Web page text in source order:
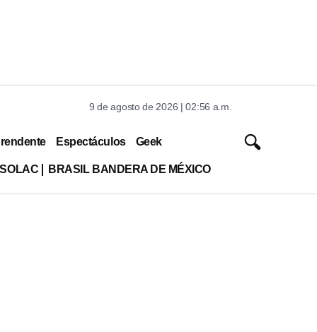
9 de agosto de 2026 | 02:56 a.m.
Espectáculos Geek
BRASIL BANDERA DE MÉXICO